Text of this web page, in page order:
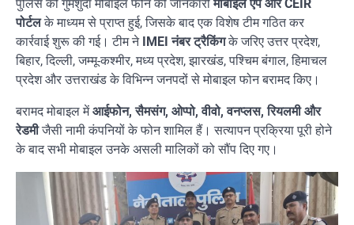
पुलिस को गुमशुदा मोबाइल फोन की जानकारीमोबाइल ऐप और CEIR
पोर्टलके माध्यम से प्राप्त हुई, जिसके बाद एक विशेष टीम गठित कर
कार्रवाई शुरू की गई। टीम ने IMEI नंबर ट्रैकिंगके जरिए उत्तर प्रदेश,
बिहार, दिल्ली, जम्मू-कश्मीर, मध्य प्रदेश, झारखंड, पश्चिम बंगाल, हिमाचल
प्रदेश और उत्तराखंड के विभिन्न जनपदों से मोबाइल फोन बरामद किए।
बरामद मोबाइल मेंआईफोन, सैमसंग, ओप्पो, वीवो, वनप्लस, रियलमी और
रेडमीजैसी नामी कंपनियों के फोन शामिल हैं। सत्यापन प्रक्रिया पूरी होने
के बाद सभी मोबाइल उनके असली मालिकों को सौंप दिए गए।